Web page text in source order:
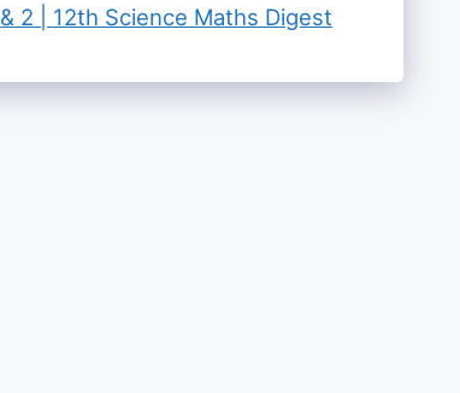
& 2 | 12th Science Maths Digest